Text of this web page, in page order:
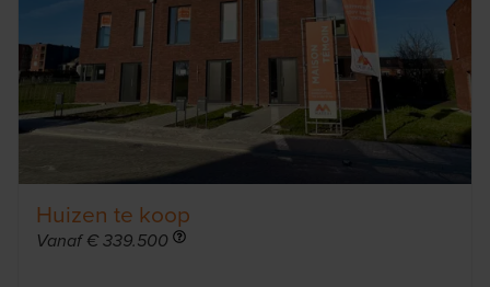
Huizen te koop
Vanaf € 339.500 Info